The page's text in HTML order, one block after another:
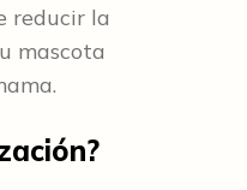
reducir la
mascota